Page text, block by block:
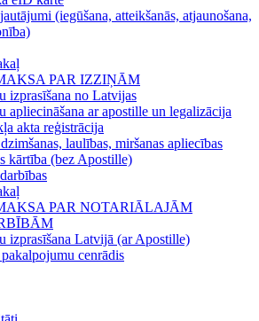
(iegūšana, atteikšanās, atjaunošana,
PAR IZZIŅĀM
izprasīšana no Latvijas
apliecināšana ar apostille un legalizācija
akta reģistrācija
laulības, miršanas apliecības
kārtība (bez Apostille)
PAR NOTARIĀLAJĀM
izprasīšana Latvijā (ar Apostille)
cenrādis